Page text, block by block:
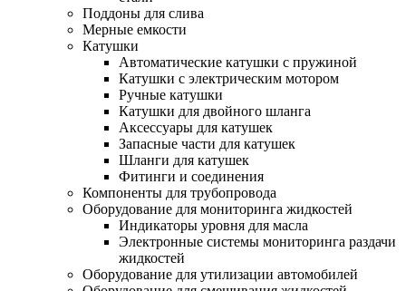
Поддоны для слива
Мерные емкости
Катушки
Автоматические катушки с пружиной
Катушки с электрическим мотором
Ручные катушки
Катушки для двойного шланга
Аксессуары для катушек
Запасные части для катушек
Шланги для катушек
Фитинги и соединения
Компоненты для трубопровода
Оборудование для мониторинга жидкостей
Индикаторы уровня для масла
Электронные системы мониторинга раздачи
жидкостей
Оборудование для утилизации автомобилей